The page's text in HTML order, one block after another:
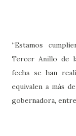
“Estamos
Tercer Anillo de
fecha se han
equivalen a más
gobernadora,